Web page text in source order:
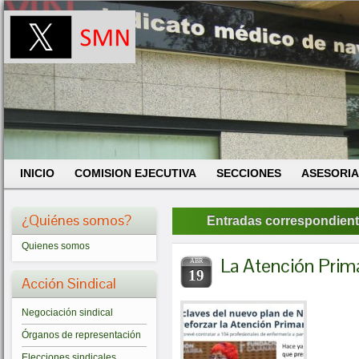
INICIO COMISION EJECUTIVA SECCIONES
¿Quiénes somos?
Quienes somos
Acción Sindical
Negociación sindical
Órganos de representación
Entradas
ABR
19 La Atención